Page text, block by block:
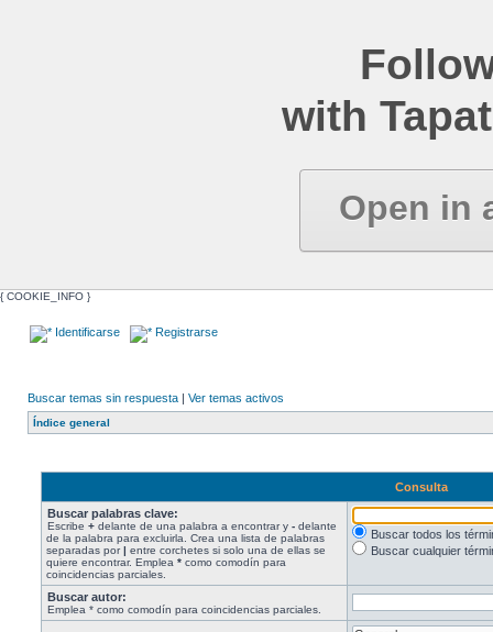
with
Open in
{ COOKIE_INFO }
Identificarse Registrarse
Buscar temas sin respuesta | Ver temas activos
Índice general
Consulta
Buscar palabras clave:
Escribe + delante de una palabra a encontrar y - delante
de la palabra para excluirla. Crea una lista de palabras
separadas por| entre corchetes si solo una de ellas se
quiere encontrar. Emplea * como comodín para
coincidencias parciales.
Buscar todos los
Buscar cualquier
Buscar autor:
Emplea * como comodín para coincidencias parciales.